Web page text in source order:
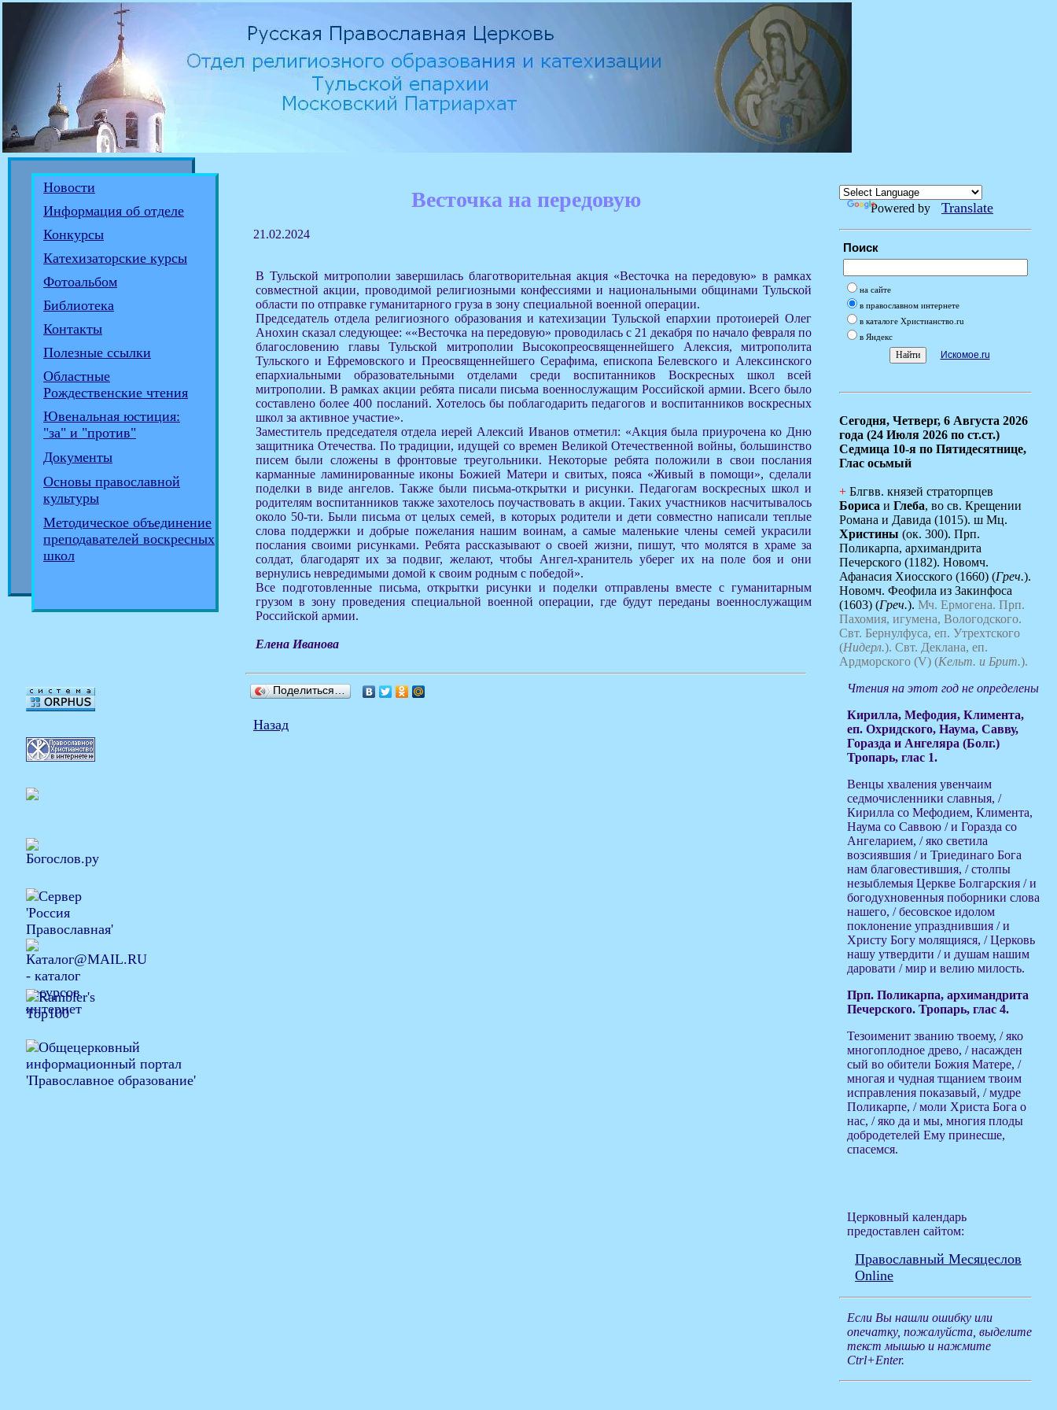
Новости
Информация об отделе
Конкурсы
Катехизаторские курсы
Фотоальбом
Библиотека
Контакты
Полезные ссылки
Областные
Рождественские чтения
Ювенальная юстиция:
"за" и "против"
Документы
Основы православной
культуры
Методическое объединение
преподавателей воскресных
школ
Весточка на передовую
21.02.2024
В Тульской митрополии завершилась благотворительная акция «Весточка на передовую» в рамках
совместной акции, проводимой религиозными конфессиями и национальными общинами Тульской
области по отправке гуманитарного груза в зону специальной военной операции.
Председатель отдела религиозного образования и катехизации Тульской епархии протоиерей Олег
Анохин сказал следующее: ««Весточка на передовую» проводилась с 21 декабря по начало февраля по
благословению главы Тульской митрополии Высокопреосвященнейшего Алексия, митрополита
Тульского и Ефремовского и Преосвященнейшего Серафима, епископа Белевского и Алексинского
епархиальными образовательными отделами среди воспитанников Воскресных школ всей
митрополии. В рамках акции ребята писали письма военнослужащим Российской армии. Всего было
составлено более 400 посланий. Хотелось бы поблагодарить педагогов и воспитанников воскресных
школ за активное участие».
Заместитель председателя отдела иерей Алексий Иванов отметил: «Акция была приурочена ко Дню
защитника Отечества. По традиции, идущей со времен Великой Отечественной войны, большинство
писем были сложены в фронтовые треугольники. Некоторые ребята положили в свои послания
карманные ламинированные иконы Божией Матери и свитых, пояса «Живый в помощи», сделали
поделки в виде ангелов. Также были письма-открытки и рисунки. Педагогам воскресных школ и
родителям воспитанников также захотелось поучаствовать в акции. Таких участников насчитывалось
около 50-ти. Были письма от целых семей, в которых родители и дети совместно написали теплые
слова поддержки и добрые пожелания нашим воинам, а самые маленькие члены семей украсили
послания своими рисунками. Ребята рассказывают о своей жизни, пишут, что молятся в храме за
солдат, благодарят их за подвиг, желают, чтобы Ангел-хранитель уберег их на поле боя и они
вернулись невредимыми домой к своим родным с победой».
Все подготовленные письма, открытки рисунки и поделки отправлены вместе с гуманитарным
грузом в зону проведения специальной военной операции, где будут переданы военнослужащим
Российской армии.
Елена Иванова
Поделиться…
Назад
Powered by Translate
Поиск
на сайте
в православном интернете
в каталоге Христианство.ru
в Яндекс
Искомое.ru
Сегодня, Четверг, 6 Августа 2026
года (24 Июля 2026 по ст.ст.)
Седмица 10-я по Пятидесятнице,
Глас осьмый
+ Блгвв. князей страторпцев
Бориса и Глеба, во св. Крещении
Романа и Давида (1015). ш Мц.
Христины (ок. 300). Прп.
Поликарпа, архимандрита
Печерского (1182). Новомч.
Афанасия Хиосского (1660) (Греч.).
Новомч. Феофила из Закинфоса
(1603) (Греч.). Мч. Ермогена. Прп.
Пахомия, игумена, Вологодского.
Свт. Бернулфуса, еп. Утрехтского
(Нидерл.). Свт. Деклана, еп.
Ардморского (V) (Кельт. и Брит.).
Чтения на этот год не определены
Кирилла, Мефодия, Климента,
еп. Охридского, Наума, Савву,
Горазда и Ангеляра (Болг.)
Тропарь, глас 1.
Венцы хваления увенчаим
седмочисленники славныя, /
Кирилла со Мефодием, Климента,
Наума со Саввою / и Горазда со
Ангеларием, / яко светила
возсиявшия / и Триединаго Бога
нам благовестившия, / столпы
незыблемыя Церкве Болгарския / и
богодухновенныя поборники слова
нашего, / бесовское идолом
поклонение упразднившия / и
Христу Богу молящияся, / Церковь
нашу утвердити / и душам нашим
даровати / мир и велию милость.
Прп. Поликарпа, архимандрита
Печерского. Тропарь, глас 4.
Тезоименит званию твоему, / яко
многоплодное древо, / насажден
сый во обители Божия Матере, /
многая и чудная тщанием твоим
исправления показавый, / мудре
Поликарпе, / моли Христа Бога о
нас, / яко да и мы, многия плоды
добродетелей Ему принесше,
спасемся.
Церковный календарь
предоставлен сайтом:
Православный Месяцеслов
Online
Если Вы нашли ошибку или
опечатку, пожалуйста, выделите
текст мышью и нажмите
Ctrl+Enter.